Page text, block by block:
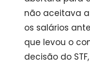
não aceitava
os salários
que levou o
decisão do